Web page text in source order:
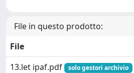
File in questo prodotto:
File
13.let ipaf.pdf
solo gestori archivio